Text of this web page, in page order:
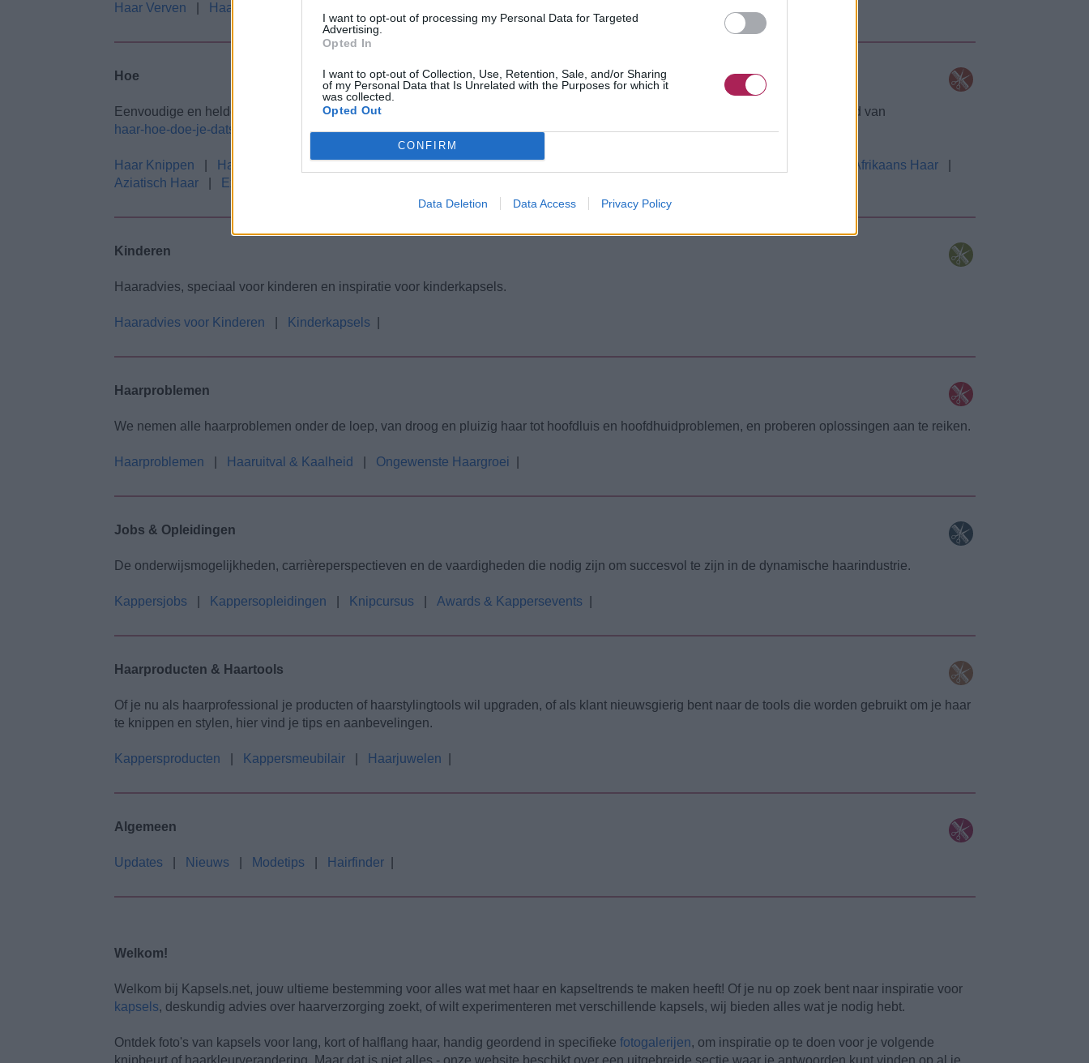
I want to opt-out of processing my Personal Data for Targeted
Advertising.
Opted In
I want to opt-out of Collection, Use, Retention, Sale, and/or Sharing
of my Personal Data that Is Unrelated with the Purposes for which it
was collected.
Opted Out
CONFIRM
Data Deletion Data Access Privacy Policy
Haar Verven Haarverzorging
Hoe
Eenvoudige en heldere informatie om je te helpen moeiteloos je gewenste kapsel te bereiken. Laat je onderdompelen in de wereld van
haar-hoe-doe-je-dats
Haar Knippen Haar Straightenen|Haar Stylen|Haar Opsteken| Afrikaans Haar|
Aziatisch Haar| Extensions
Kinderen
Haaradvies, speciaal voor kinderen en inspiratie voor kinderkapsels.
Haaradvies voor Kinderen Kinderkapsels
Haarproblemen
We nemen alle haarproblemen onder de loep, van droog en pluizig haar tot hoofdluis en hoofdhuidproblemen, en proberen oplossingen aan te reiken.
Haarproblemen Haaruitval & Kaalheid Ongewenste Haargroei
Jobs & Opleidingen
De onderwijsmogelijkheden, carrièreperspectieven en de vaardigheden die nodig zijn om succesvol te zijn in de dynamische haarindustrie.
Kappersjobs Kappersopleidingen Knipcursus Awards & Kappersevents
Haarproducten & Haartools
Of je nu als haarprofessional je producten of haarstylingtools wil upgraden, of als klant nieuwsgierig bent naar de tools die worden gebruikt om je haar
te knippen en stylen, hier vind je tips en aanbevelingen.
Kappersproducten Kappersmeubilair| Haarjuwelen
Algemeen
Updates Nieuws Modetips Hairfinder|
Welkom!
Welkom bij Kapsels.net, jouw ultieme bestemming voor alles wat met haar en kapseltrends te maken heeft! Of je nu op zoek bent naar inspiratie voor
kapsels, deskundig advies over haarverzorging zoekt, of wilt experimenteren met verschillende kapsels, wij bieden alles wat je nodig hebt.
Ontdek foto's van kapsels voor lang, kort of halflang haar, handig geordend in specifieke fotogalerijen, om inspiratie op te doen voor je volgende
knipbeurt of haarkleurverandering. Maar dat is niet alles - onze website beschikt over een uitgebreide sectie waar je antwoorden kunt vinden op al je